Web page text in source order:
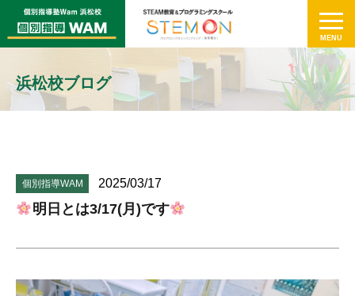
浜松校ブログ
個別指導WAM 2025/03/17
明日とは3/17(月)です